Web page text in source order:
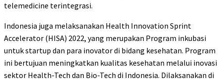
telemedicine terintegrasi.
Indonesia juga melaksanakan Health Innovation Sprint
Accelerator (HISA) 2022, yang merupakan Program inkubasi
untuk startup dan para inovator di bidang kesehatan. Program
ini bertujuan meningkatkan kualitas kesehatan melalui inovasi
sektor Health-Tech dan Bio-Tech di Indonesia. Dilaksanakan di